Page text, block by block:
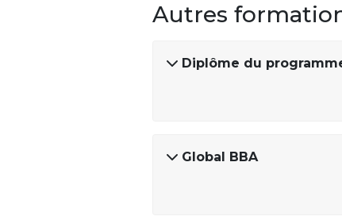
Autres
Diplôme du
Global BBA